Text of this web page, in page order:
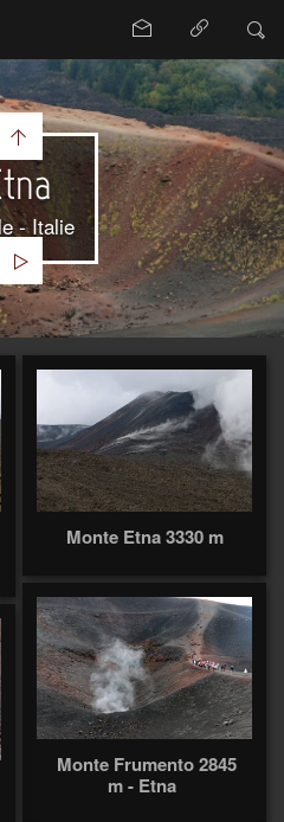
- Italie
Monte Etna 3330 m
Monte Frumento 2845
m - Etna